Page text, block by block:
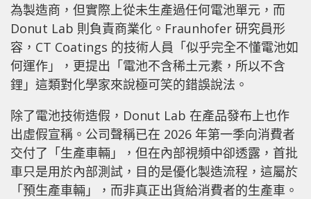
為製造商，但實際上從未生產過任何電池單元，而
Donut Lab 則負責商業化。Fraunhofer 研究員形
容，CT Coatings 的技術人員「似乎完全不懂電池如
何運作」，更提出「電池不含稀土元素，所以不含
鋰」這類對化學家來說極可笑的錯誤說法。
除了電池技術造假，Donut Lab 在產品發布上也作
出虛假宣稱。公司聲稱已在 2026 年第一季向消費者
交付了「生產車輛」，但在內部視頻中卻透露，首批
車只是用於內部測試，目的是優化製造流程，這屬於
「預生產車輛」，而非真正出貨給消費者的生產車。